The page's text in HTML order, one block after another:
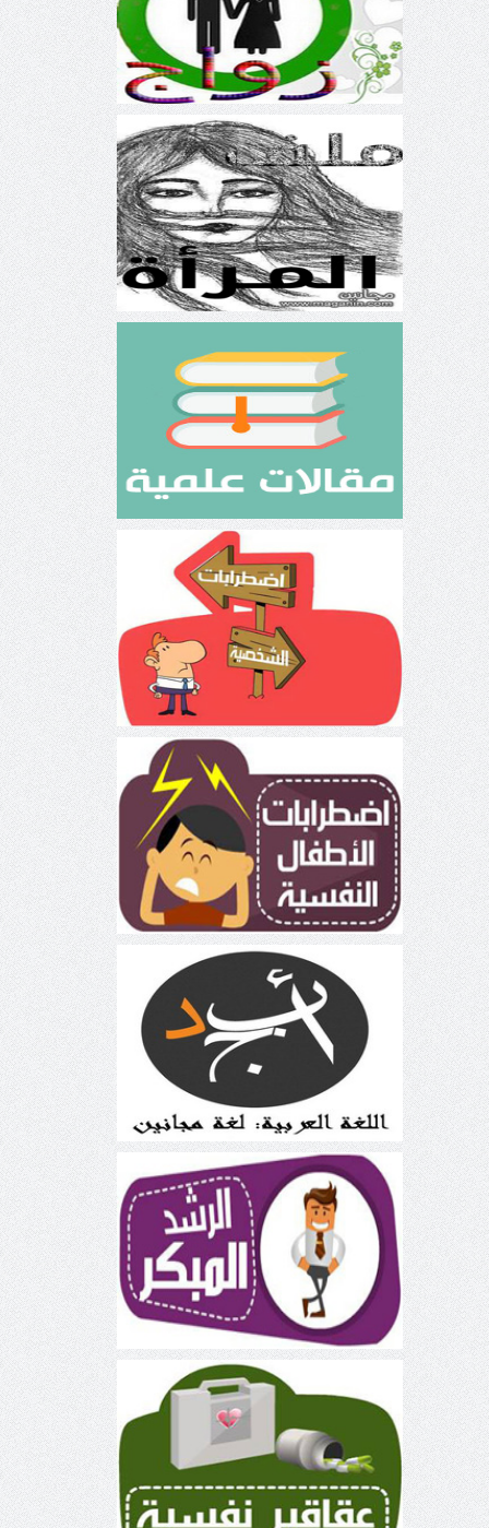
ملف المرأة
مقالات علمية
اضطرابات الشخصية
اضطرابات الأطفال النفسية
اللغة العربية: لغة مجانين
الرشد المبكر
عقاقير نفسية